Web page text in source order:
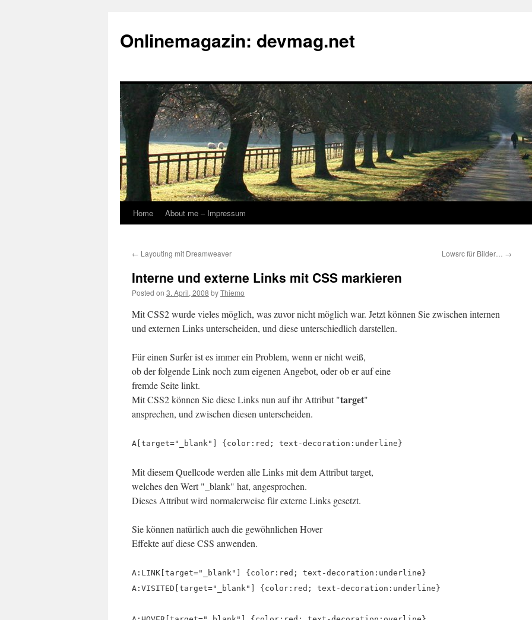
Onlinemagazin: devmag.net
Skip
content
Home About me – Impressum
← Layouting mit Dreamweaver Lowsrc für Bilder… →
Interne und externe Links mit CSS markieren
Posted on 3. April, 2008 byThiemo
Mit CSS2 wurde vieles möglich, was zuvor nicht möglich war. Jetzt können Sie zwischen internen
und externen Links unterscheiden, und diese unterschiedlich darstellen.
Für einen Surfer ist es immer ein Problem, wenn er nicht weiß,
ob der folgende Link noch zum eigenen Angebot, oder ob er auf eine
fremde Seite linkt.
Mit CSS2 können Sie diese Links nun auf ihr Attribut "target"
ansprechen, und zwischen diesen unterscheiden.
A[target="_blank"] {color:red; text-decoration:underline}
Mit diesem Quellcode werden alle Links mit dem Attribut target,
welches den Wert "_blank" hat, angesprochen.
Dieses Attribut wird normalerweise für externe Links gesetzt.
Sie können natürlich auch die gewöhnlichen Hover
Effekte auf diese CSS anwenden.
A:LINK[target="_blank"] {color:red; text-decoration:underline}
A:VISITED[target="_blank"] {color:red; text-decoration:underline}